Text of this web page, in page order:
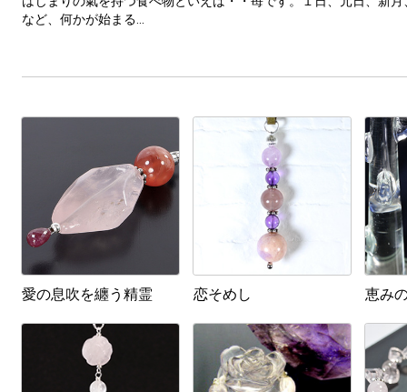
など、何かが始まる...
愛の息吹を纏う精霊 恋そめし 恵み